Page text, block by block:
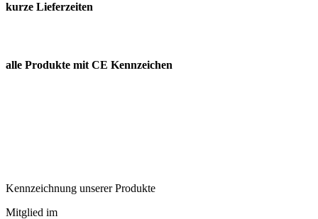
kurze Lieferzeiten
alle Produkte mit CE Kennzeichen
Kennzeichnung unserer Produkte
Mitglied im